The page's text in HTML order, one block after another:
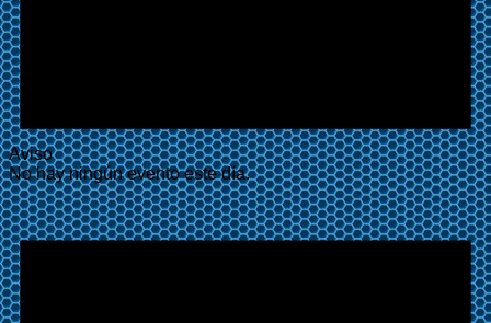
Aviso
No hay ningún evento este día.